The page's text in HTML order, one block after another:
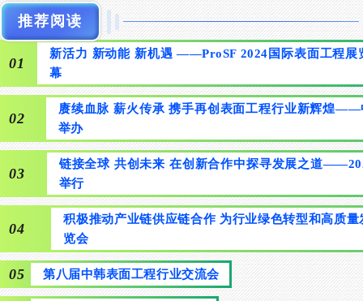
推荐阅读
01
新活力 新动能 新机遇 ——ProSF 2024国际表面工程展
幕
02
赓续血脉 薪火传承 携手再创表面工程行业新辉煌
举办
03
链接全球 共创未来 在创新合作中探寻发展之道
举行
04
积极推动产业链供应链合作 为行业绿色转型和高质
览会
05 第八届中韩表面工程行业交流会